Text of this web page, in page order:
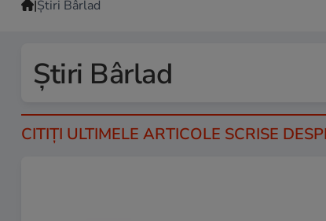
|Ştiri Bârlad
Ştiri Bârlad
CITIȚI ULTIMELE ARTICOLE SCRISE